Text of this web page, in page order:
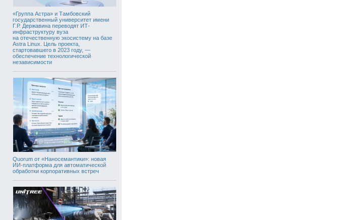
«Группа Астра» и Тамбовский
государственный университет имени
Г.Р. Державина переводят ИТ-
инфраструктуру вуза
на отечественную экосистему на базе
Astra Linux. Цель проекта,
стартовавшего в 2023 году, —
обеспечение технологической
независимости
Quorum от «Наносемантики»: новая
ИИ-платформа для автоматической
обработки корпоративных встреч